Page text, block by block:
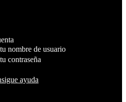
tu nombre de usuario
tu contraseña
ayuda